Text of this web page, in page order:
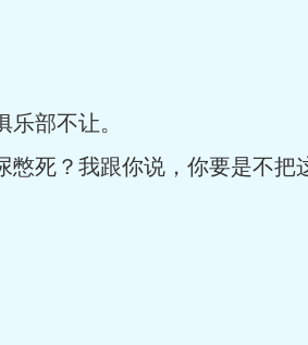
部不让。
死？我跟你说，你要是不把